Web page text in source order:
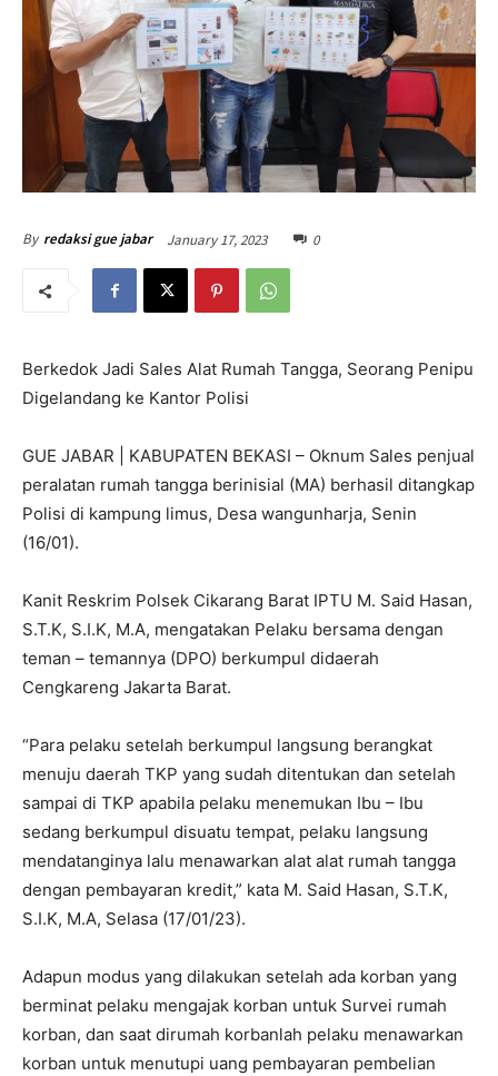
By redaksi gue jabar January 17, 2023 0
Berkedok Jadi Sales Alat Rumah Tangga, Seorang Penipu
Digelandang ke Kantor Polisi
GUE JABAR | KABUPATEN BEKASI – Oknum Sales penjual
peralatan rumah tangga berinisial (MA) berhasil ditangkap
Polisi di kampung limus, Desa wangunharja, Senin
(16/01).
Kanit Reskrim Polsek Cikarang Barat IPTU M. Said Hasan,
S.T.K, S.I.K, M.A, mengatakan Pelaku bersama dengan
teman – temannya (DPO) berkumpul didaerah
Cengkareng Jakarta Barat.
“Para pelaku setelah berkumpul langsung berangkat
menuju daerah TKP yang sudah ditentukan dan setelah
sampai di TKP apabila pelaku menemukan Ibu – Ibu
sedang berkumpul disuatu tempat, pelaku langsung
mendatanginya lalu menawarkan alat alat rumah tangga
dengan pembayaran kredit,” kata M. Said Hasan, S.T.K,
S.I.K, M.A, Selasa (17/01/23).
Adapun modus yang dilakukan setelah ada korban yang
berminat pelaku mengajak korban untuk Survei rumah
korban, dan saat dirumah korbanlah pelaku menawarkan
korban untuk menutupi uang pembayaran pembelian